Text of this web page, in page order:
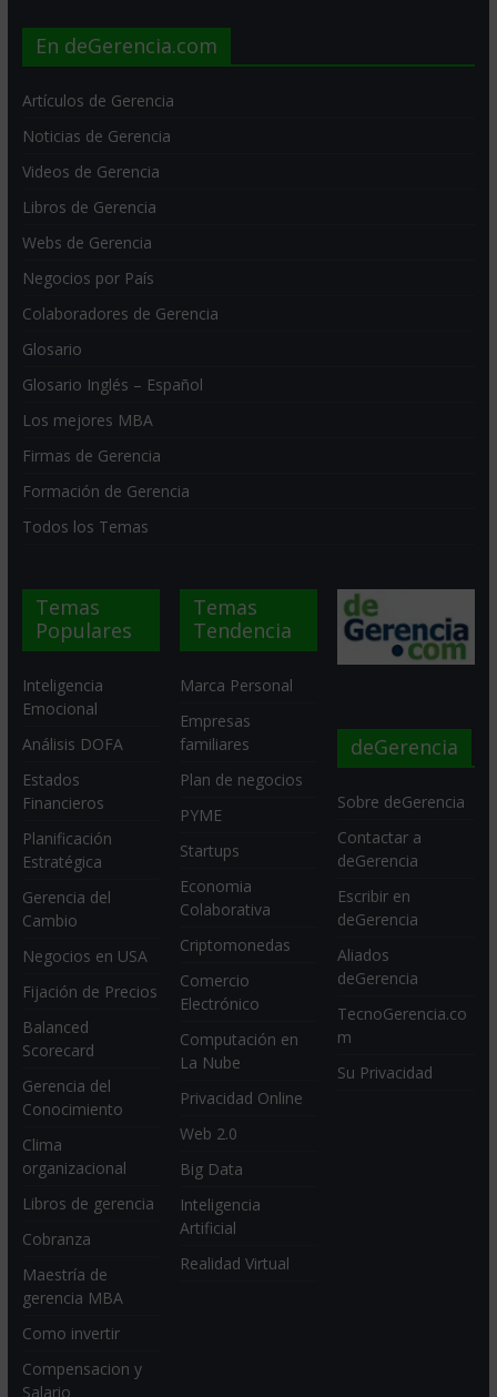
En deGerencia.com
Artículos de Gerencia
Noticias de Gerencia
Videos de Gerencia
Libros de Gerencia
Webs de Gerencia
Negocios por País
Colaboradores de Gerencia
Glosario
Glosario Inglés – Español
Los mejores MBA
Firmas de Gerencia
Formación de Gerencia
Todos los Temas
Temas
Populares
Inteligencia
Emocional
Análisis DOFA
Estados
Financieros
Planificación
Estratégica
Gerencia del
Cambio
Negocios en USA
Fijación de Precios
Balanced
Scorecard
Gerencia del
Conocimiento
Clima
organizacional
Libros de gerencia
Cobranza
Maestría de
gerencia MBA
Como invertir
Compensacion y
Salario
Temas
Tendencia
Marca Personal
Empresas
familiares
Plan de negocios
PYME
Startups
Economia
Colaborativa
Criptomonedas
Comercio
Electrónico
Computación en
La Nube
Privacidad Online
Web 2.0
Big Data
Inteligencia
Artificial
Realidad Virtual
deGerencia
Sobre deGerencia
Contactar a
deGerencia
Escribir en
deGerencia
Aliados
deGerencia
TecnoGerencia.co
m
Su Privacidad